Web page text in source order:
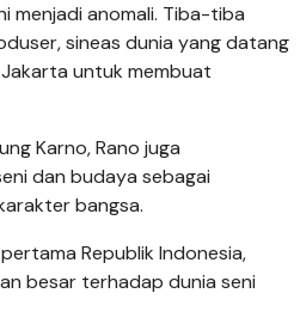
menjadi anomali. Tiba-tiba
sineas dunia yang datang
untuk membuat
Karno, Rano juga
dan budaya sebagai
bangsa.
Republik Indonesia,
besar terhadap dunia seni